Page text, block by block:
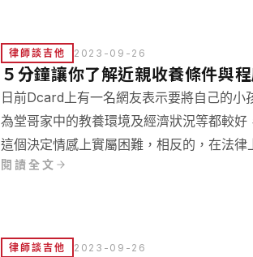
律師談吉他 2023-09-26
５分鐘讓你了解近親收養條件與程
日前Dcard上有一名網友表示要將自己的小
為堂哥家中的教養環境及經濟狀況等都較好
這個決定情感上實屬困難，相反的，在法律
容易。今天我們先不釐清如何終止階級複製
閱讀全文
律師談吉他 2023-09-26